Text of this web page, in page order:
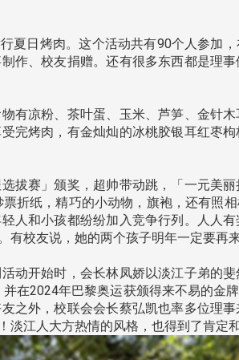
夏日烤肉。这个活动共有90个人参加
作、校友捐赠。还有很多东西都是理
有凉粉、茶叶蛋、玉米、芦笋、金针
完烤肉，有金灿灿的冰桃胶银耳红枣
拔赛」颁奖，超帅带动跳，「一元美
折纸，精巧的小动物，旗袍，还有照
人和小孩都纷纷加入竞争行列。人人
校友说，她的两个孩子明年一定要再
动开始时，会长林凤娇以淡江子弟的
在2024年巴黎奥运获颁得来不易的金
之外，校联会会长蔡弘凯也率多位理
江人大方热情的风格，也得到了肯定